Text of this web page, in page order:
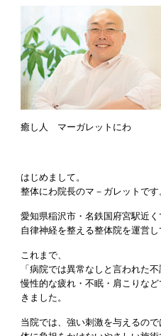
癒し人 マーガレットにわ
はじめまして。
整体にわ院長のマ－ガレットです
愛知県稲沢市・名鉄国府宮駅近く
自律神経を整える整体院を運営し
これまで、
「病院では異常なしと言われた
慢性的な疲れ・不眠・肩こりな
きました。
当院では、強い刺激を与えるので